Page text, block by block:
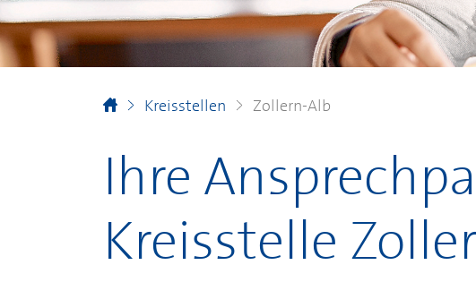
Kreisstellen Zollern-Alb
Ihre
Kreisstelle